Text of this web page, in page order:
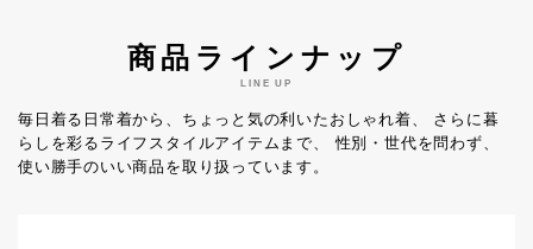
商品ラインナップ
LINE UP
毎日着る日常着から、ちょっと気の利いたおしゃれ着、
さらに暮
らしを彩るライフスタイルアイテムまで、
性別・世代を問わず、
使い勝手のいい商品を取り扱っています。